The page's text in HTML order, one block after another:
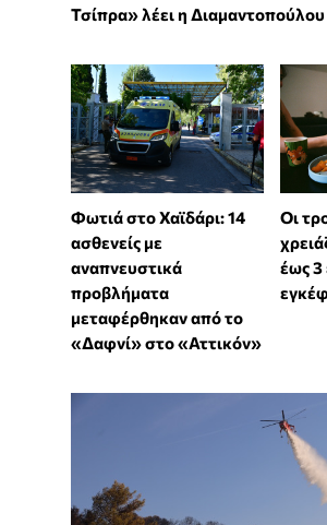
Τσίπρα» λέει η Διαμαντοπούλου
Φωτιά στο Χαϊδάρι: 14
ασθενείς με
αναπνευστικά
προβλήματα
μεταφέρθηκαν από το
«Δαφνί» στο «Αττικόν»
Οι
έως 3